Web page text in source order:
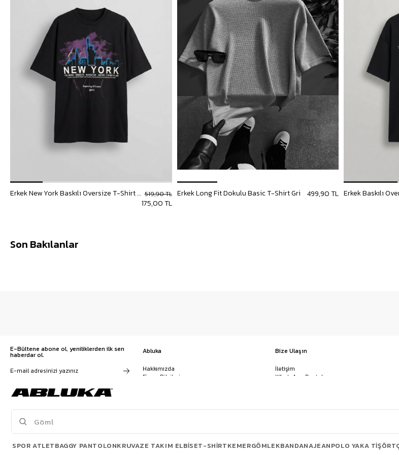
Erkek New York Baskılı Oversize T-Shirt Siyah
175,00 TL
519,90 TL Erkek Long Fit Dokulu Basic T-Shirt Gri 499,90 TL Erkek Baskılı
Son Bakılanlar
E-Bültene abone ol, yeniliklerden ilk sen
haberdar ol.
Kampanyalar, ürünler ve
değişiklikler hakkında e-mail ve
buradan ulaşabilirsin
Abluka
Hakkımızda
Firma Bilgileri
Sözleşmeler
Bize Ulaşın
İletişim
WhatsApp Destek
Havale/EFT ve Kapıda Ödeme
SPOR ATLETBAGGY PANTOLONKRUVAZE TAKIM ELBISET-SHIRTKEMERGÖMLEKBANDANAJEANPOLO YAKA TIŞÖRT